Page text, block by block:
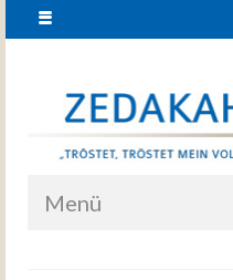
Menü